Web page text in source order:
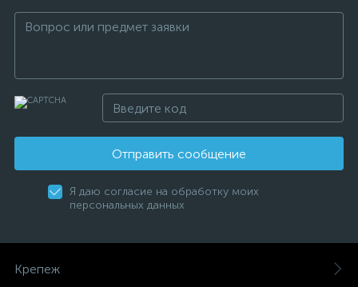
Отправить сообщение
Я даю согласие на обработку моих
персональных данных
Крепеж